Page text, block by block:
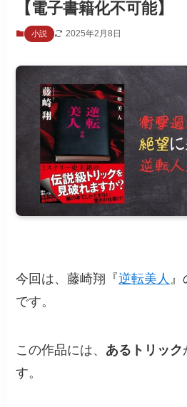
【電子書籍化不可能】
小説 2025年2月8日
今回は、藤崎翔『逆転美人
です。
この作品には、 あるトリック
す。